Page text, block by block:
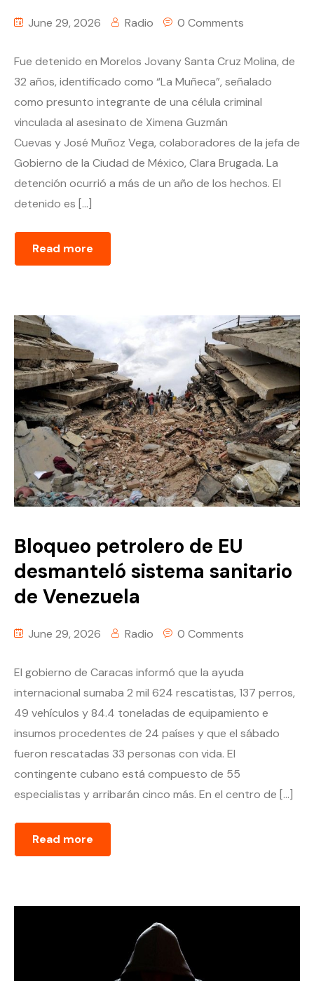
June 29, 2026 Radio 0 Comments
Fue detenido en Morelos Jovany Santa Cruz Molina, de
32 años, identificado como “La Muñeca”, señalado
como presunto integrante de una célula criminal
vinculada al asesinato de Ximena Guzmán
Cuevas y José Muñoz Vega, colaboradores de la jefa de
Gobierno de la Ciudad de México, Clara Brugada. La
detención ocurrió a más de un año de los hechos. El
detenido es […]
Read more
Bloqueo petrolero de EU
desmanteló sistema sanitario
de Venezuela
June 29, 2026 Radio 0 Comments
El gobierno de Caracas informó que la ayuda
internacional sumaba 2 mil 624 rescatistas, 137 perros,
49 vehículos y 84.4 toneladas de equipamiento e
insumos procedentes de 24 países y que el sábado
fueron rescatadas 33 personas con vida. El
contingente cubano está compuesto de 55
especialistas y arribarán cinco más. En el centro de […]
Read more